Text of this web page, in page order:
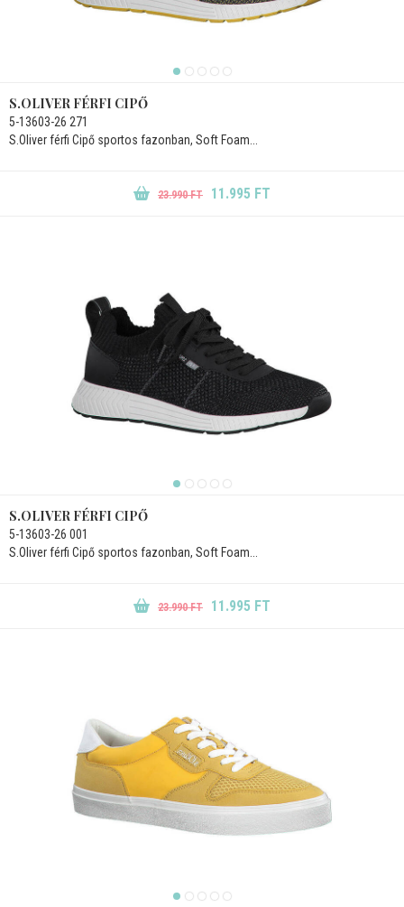
S.OLIVER FÉRFI CIPŐ
5-13603-26 271
S.Oliver férfi Cipő sportos fazonban, Soft Foam...
23.990 FT 11.995 FT
S.OLIVER FÉRFI CIPŐ
5-13603-26 001
S.Oliver férfi Cipő sportos fazonban, Soft Foam...
23.990 FT 11.995 FT